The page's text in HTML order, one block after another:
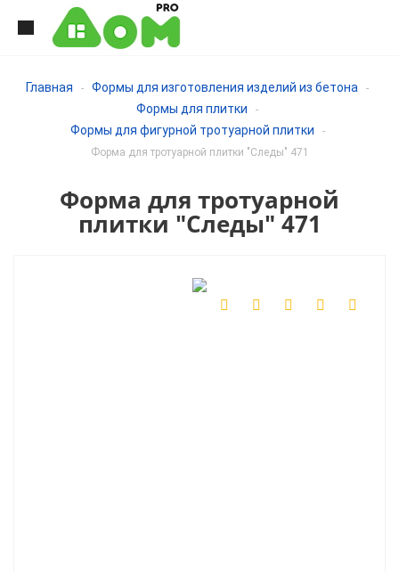
Главная - Формы для изготовления изделий из бетона -
Формы для плитки -
Формы для фигурной тротуарной плитки
-
Форма для тротуарной плитки "Следы" 471
Форма для тротуарной
плитки "Следы" 471